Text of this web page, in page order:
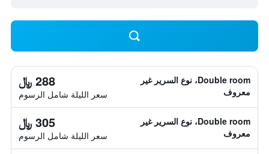
Double room، نوع السرير غير
معروف
288 ﷼
سعر الليلة شامل الرسوم
Double room، نوع السرير غير
معروف
305 ﷼
سعر الليلة شامل الرسوم